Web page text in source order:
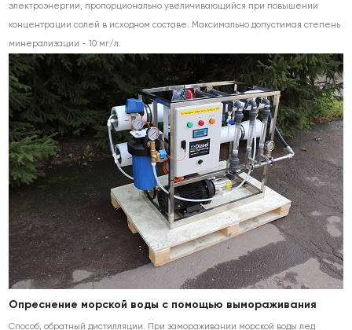
электроэнергии, пропорционально увеличивающийся при повышении
концентрации солей в исходном составе. Максимально допустимая степень
минерализации - 10 мг/л.
Опреснение морской воды с помощью вымораживания
Способ, обратный дистилляции. При замораживании морской воды лед